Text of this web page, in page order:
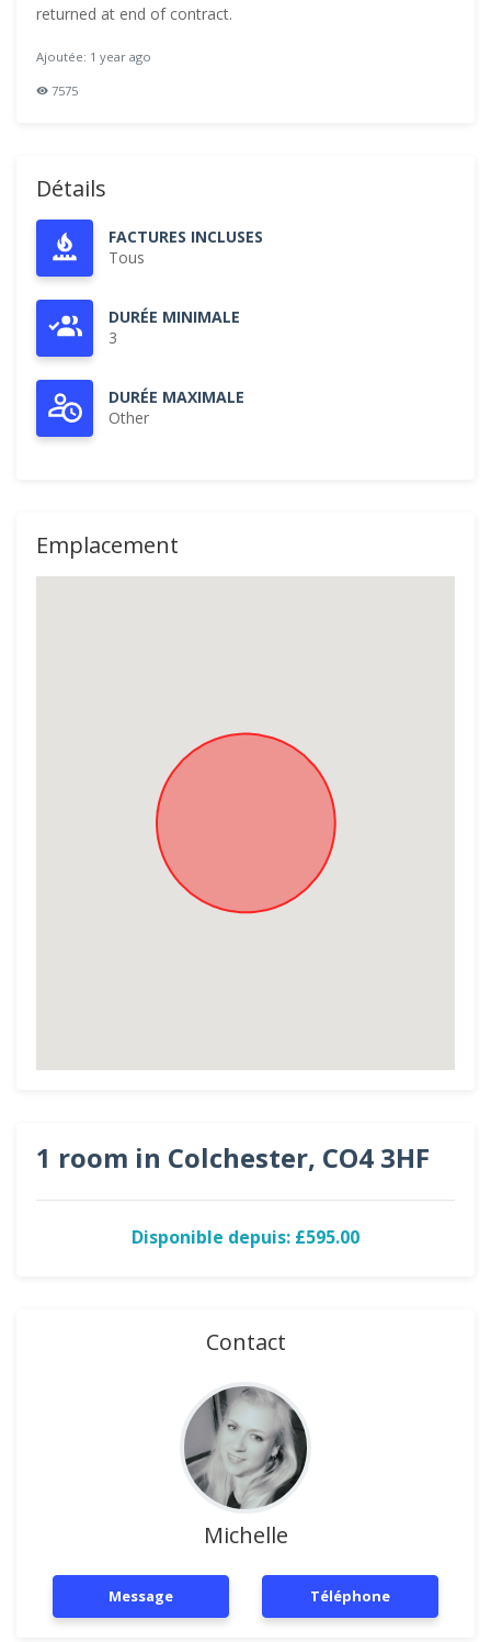
returned at end of contract.
Ajoutée: 1 year ago
7575
Détails
FACTURES INCLUSES
Tous
DURÉE MINIMALE
3
DURÉE MAXIMALE
Other
Emplacement
1 room in Colchester, CO4 3HF
Disponible depuis: £595.00
Contact
Michelle
Message Téléphone